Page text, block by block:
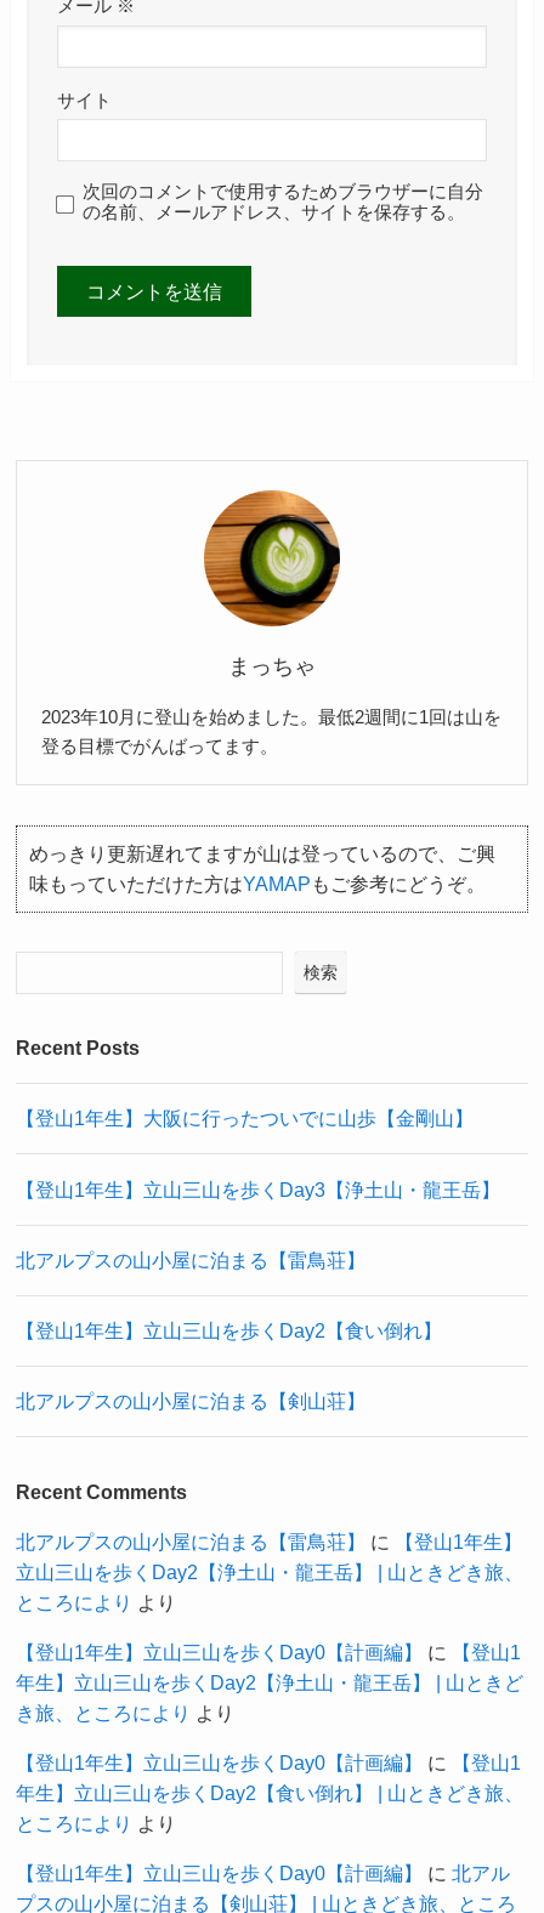
メール ※
サイト
次回のコメントで使用するためブラウザーに自分
の名前、メールアドレス、サイトを保存する。
まっちゃ
2023年10月に登山を始めました。最低2週間に1回は山を
登る目標でがんばってます。
めっきり更新遅れてますが山は登っているので、ご興
味もっていただけた方はYAMAP もご参考にどうぞ。
検索
Recent Posts
【登山1年生】大阪に行ったついでに山歩【金剛山】
【登山1年生】立山三山を歩くDay3【浄土山・龍王岳】
北アルプスの山小屋に泊まる【雷鳥荘】
【登山1年生】立山三山を歩くDay2【食い倒れ】
北アルプスの山小屋に泊まる【剣山荘】
Recent Comments
北アルプスの山小屋に泊まる【雷鳥荘】 に
【登山1年生】
立山三山を歩くDay2【浄土山・龍王岳】 | 山ときどき旅、
ところにより より
【登山1年生】立山三山を歩くDay0【計画編】 に
【登山1
年生】立山三山を歩くDay2【浄土山・龍王岳】 | 山ときど
き旅、ところにより より
【登山1年生】立山三山を歩くDay0【計画編】 に
【登山1
年生】立山三山を歩くDay2【食い倒れ】 | 山ときどき旅、
ところにより より
【登山1年生】立山三山を歩くDay0【計画編】 に北アル
プスの山小屋に泊まる【剣山荘】 | 山ときどき旅、ところ